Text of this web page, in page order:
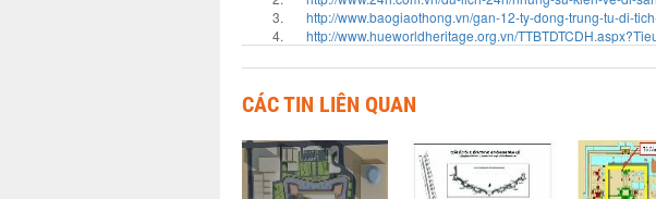
3.http://www.baogiaothong.vn/gan-12-ty-dong-trung-tu-di-
4.http://www.hueworldheritage.org.vn/
CÁC TIN LIÊN QUAN